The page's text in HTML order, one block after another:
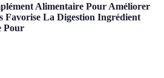
Alimentaire Pour Améliorer
Favorise La Digestion Ingrédient
Pour